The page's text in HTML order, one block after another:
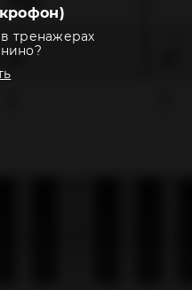
тренажерах